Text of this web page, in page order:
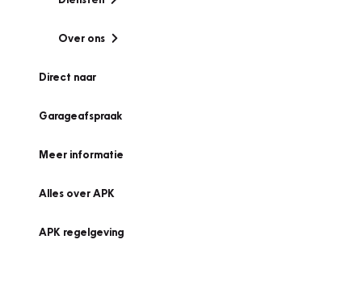
Over ons
Direct naar
Garageafspraak
Meer informatie
Alles over APK
APK regelgeving